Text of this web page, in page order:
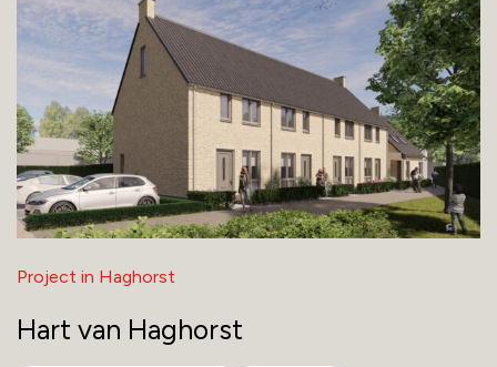
Project in Haghorst
Hart van Haghorst